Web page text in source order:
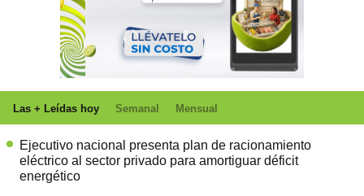
Las + Leídas hoy Semanal Mensual
Ejecutivo nacional presenta plan de racionamiento
eléctrico al sector privado para amortiguar déficit
energético